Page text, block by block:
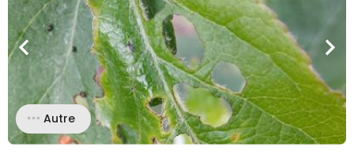
Autre